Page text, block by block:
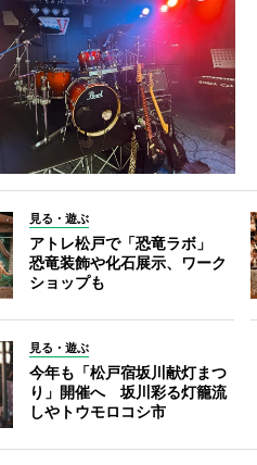
見る・遊ぶ
アトレ松戸で「恐竜ラボ」
恐竜装飾や化石展示、ワーク
ショップも
見る・遊ぶ
今年も「松戸宿坂川献灯まつ
り」開催へ 坂川彩る灯籠流
しやトウモロコシ市